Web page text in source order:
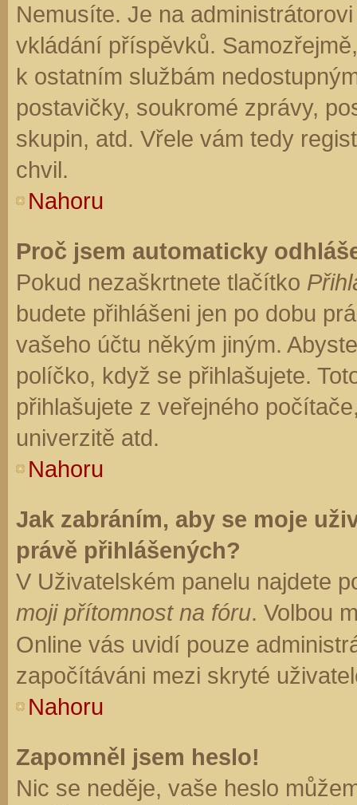
Nemusíte. Je na
vkládání příspěvků.
k ostatním službám
postavičky, soukromé zprávy,
skupin, atd. Vřele vám tedy
chvil.
Nahoru
Proč jsem automaticky
Pokud nezaškrtnete tlačítko
budete přihlášeni jen po dobu
vašeho účtu někým jiným.
políčko, když se přihlašujete.
přihlašujete z veřejného
univerzitě atd.
Nahoru
Jak zabráním, aby se moje
právě přihlášených?
V Uživatelském panelu najdete
moji přítomnost na fóru. Volbou
Online vás uvidí pouze
započítáváni mezi skryté
Nahoru
Zapomněl jsem heslo!
Nic se neděje, vaše heslo